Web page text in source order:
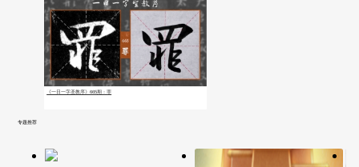
《一日一字圣教序》665期：罪
专题推荐